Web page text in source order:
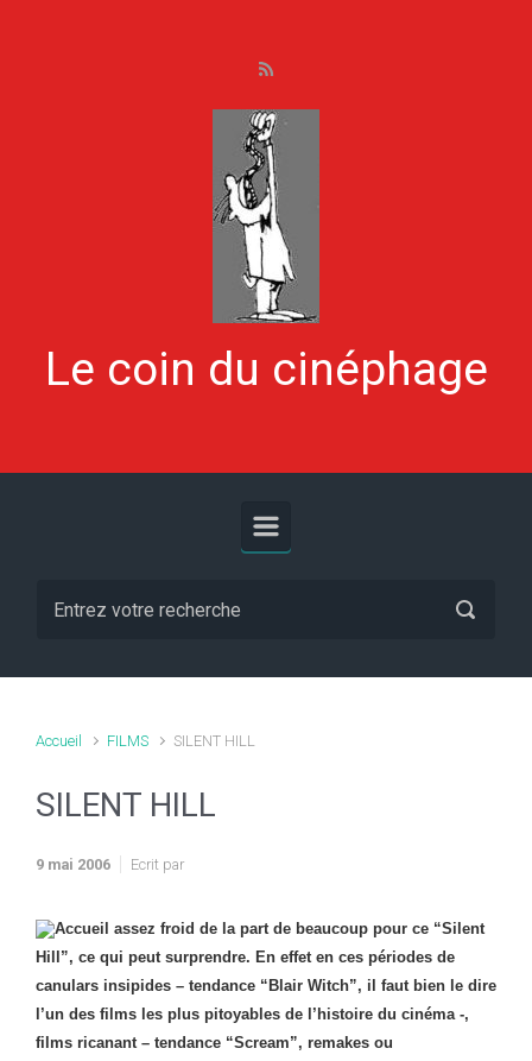
Le coin du cinéphage
Accueil FILMS SILENT HILL
SILENT HILL
9 mai 2006 Ecrit par
Accueil assez froid de la part de beaucoup pour ce “Silent
Hill”, ce qui peut surprendre. En effet en ces périodes de
canulars insipides – tendance “Blair Witch”, il faut bien le dire
l’un des films les plus pitoyables de l’histoire du cinéma -,
films ricanant – tendance “Scream”, remakes ou